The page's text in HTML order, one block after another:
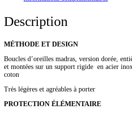
Description
MÉTHODE ET DESIGN
Boucles d’oreilles madras, version dorée,
et montées sur un support rigide en acier
coton
Très légères et agréables à porter
PROTECTION ÉLÉMENTAIRE